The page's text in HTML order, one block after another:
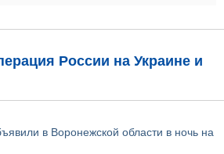
России на Украине и
в Воронежской области в ночь на